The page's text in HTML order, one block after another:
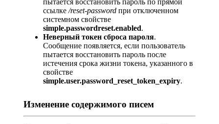
пытается восстановить пароль по прямой
ссылке /reset-password при отключенном
системном свойстве
simple.passwordreset.enabled.
Неверный токен сброса пароля.
Сообщение появляется, если пользователь
пытается восстановить пароль после
истечения срока жизни токена, указанного в
свойстве
simple.user.password_reset_token_expiry.
Изменение содержимого писем